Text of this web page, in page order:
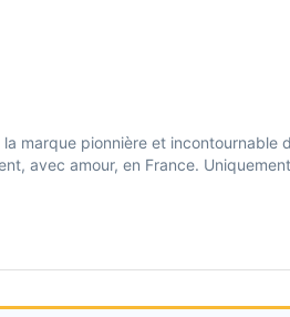
marque pionnière et incontournable
avec amour, en France.